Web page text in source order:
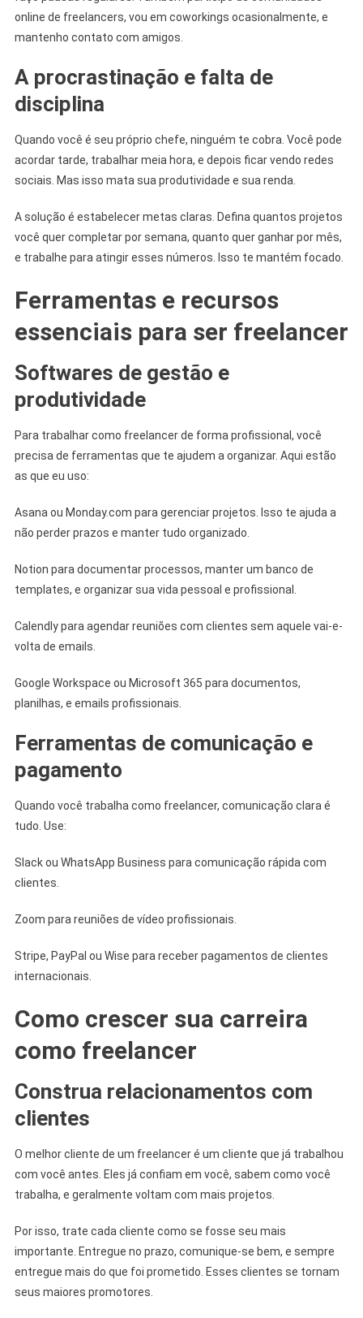
online de freelancers, vou em coworkings ocasionalmente, e
mantenho contato com amigos.
A procrastinação e falta de
disciplina
Quando você é seu próprio chefe, ninguém te cobra. Você pode
acordar tarde, trabalhar meia hora, e depois ficar vendo redes
sociais. Mas isso mata sua produtividade e sua renda.
A solução é estabelecer metas claras. Defina quantos projetos
você quer completar por semana, quanto quer ganhar por mês,
e trabalhe para atingir esses números. Isso te mantém focado.
Ferramentas e recursos
essenciais para ser freelancer
Softwares de gestão e
produtividade
Para trabalhar como freelancer de forma profissional, você
precisa de ferramentas que te ajudem a organizar. Aqui estão
as que eu uso:
Asana ou Monday.com para gerenciar projetos. Isso te ajuda a
não perder prazos e manter tudo organizado.
Notion para documentar processos, manter um banco de
templates, e organizar sua vida pessoal e profissional.
Calendly para agendar reuniões com clientes sem aquele vai-e-
volta de emails.
Google Workspace ou Microsoft 365 para documentos,
planilhas, e emails profissionais.
Ferramentas de comunicação e
pagamento
Quando você trabalha como freelancer, comunicação clara é
tudo. Use:
Slack ou WhatsApp Business para comunicação rápida com
clientes.
Zoom para reuniões de vídeo profissionais.
Stripe, PayPal ou Wise para receber pagamentos de clientes
internacionais.
Como crescer sua carreira
como freelancer
Construa relacionamentos com
clientes
O melhor cliente de um freelancer é um cliente que já trabalhou
com você antes. Eles já confiam em você, sabem como você
trabalha, e geralmente voltam com mais projetos.
Por isso, trate cada cliente como se fosse seu mais
importante. Entregue no prazo, comunique-se bem, e sempre
entregue mais do que foi prometido. Esses clientes se tornam
seus maiores promotores.